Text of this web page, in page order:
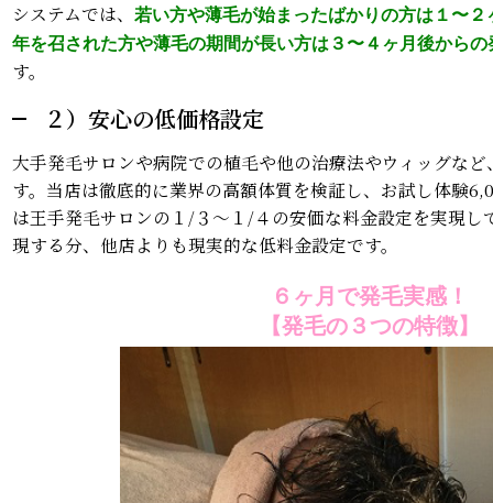
システムでは、
若い方や薄毛が始まったばかりの方は１〜２
年を召された方や薄毛の期間が長い方は３〜４ヶ月後からの
す。
２）安心の低価格設定
大手発毛サロンや病院での植毛や他の治療法やウィッグな
す。当店は徹底的に業界の高額体質を検証し、お試し体験
は王手発毛サロンの１/３〜１/４の安価な料金設定を実現し
現する分、他店よりも現実的な低料金設定です。
６ヶ月で発毛実感！
【発毛の３つの特徴】